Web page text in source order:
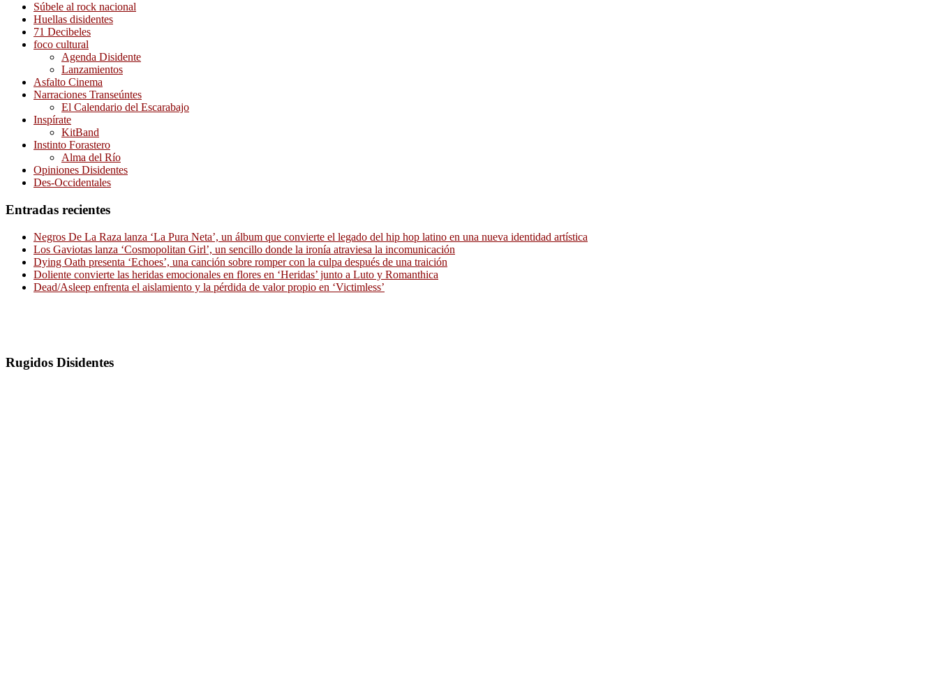
Súbele al rock nacional
Huellas disidentes
71 Decibeles
foco cultural
Agenda Disidente
Lanzamientos
Asfalto Cinema
Narraciones Transeúntes
El Calendario del Escarabajo
Inspírate
KitBand
Instinto Forastero
Alma del Río
Opiniones Disidentes
Des-Occidentales
Entradas recientes
Negros De La Raza lanza ‘La Pura Neta’, un álbum que convierte el legado del hip hop latino en una nueva identidad artística
Los Gaviotas lanza ‘Cosmopolitan Girl’, un sencillo donde la ironía atraviesa la incomunicación
Dying Oath presenta ‘Echoes’, una canción sobre romper con la culpa después de una traición
Doliente convierte las heridas emocionales en flores en ‘Heridas’ junto a Luto y Romanthica
Dead/Asleep enfrenta el aislamiento y la pérdida de valor propio en ‘Victimless’
Rugidos Disidentes